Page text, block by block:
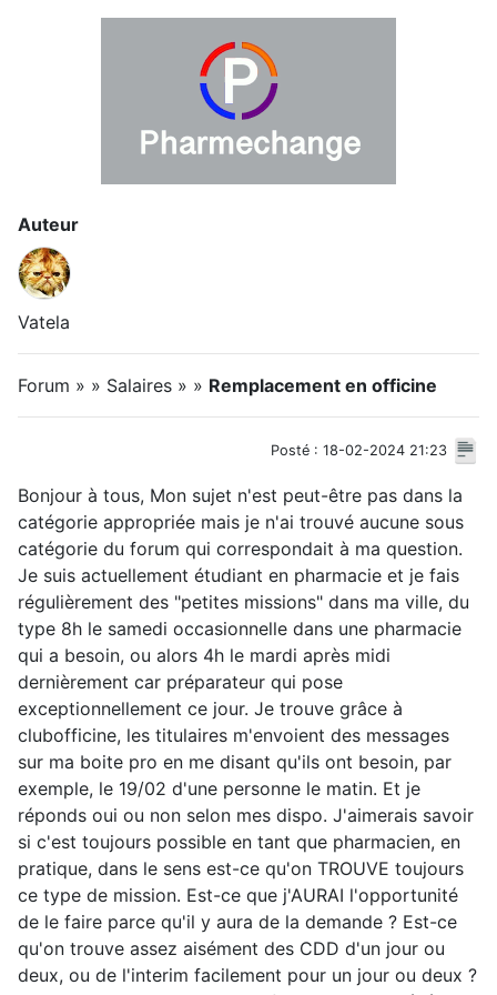
Auteur
Vatela
Forum » » Salaires » » Remplacement en officine
Posté : 18-02-2024 21:23
Bonjour à tous, Mon sujet n'est peut-être pas dans la
catégorie appropriée mais je n'ai trouvé aucune sous
catégorie du forum qui correspondait à ma question.
Je suis actuellement étudiant en pharmacie et je fais
régulièrement des "petites missions" dans ma ville, du
type 8h le samedi occasionnelle dans une pharmacie
qui a besoin, ou alors 4h le mardi après midi
dernièrement car préparateur qui pose
exceptionnellement ce jour. Je trouve grâce à
clubofficine, les titulaires m'envoient des messages
sur ma boite pro en me disant qu'ils ont besoin, par
exemple, le 19/02 d'une personne le matin. Et je
réponds oui ou non selon mes dispo. J'aimerais savoir
si c'est toujours possible en tant que pharmacien, en
pratique, dans le sens est-ce qu'on TROUVE toujours
ce type de mission. Est-ce que j'AURAI l'opportunité
de le faire parce qu'il y aura de la demande ? Est-ce
qu'on trouve assez aisément des CDD d'un jour ou
deux, ou de l'interim facilement pour un jour ou deux ?